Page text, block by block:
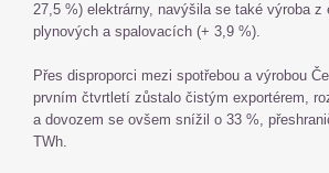
27,5 %) elektrárny, navýšila se také výroba z
plynových a spalovacích (+ 3,9 %).
Přes disproporci mezi spotřebou a výrobou
prvním čtvrtletí zůstalo čistým exportérem,
a dovozem se ovšem snížil o 33 %,
TWh.